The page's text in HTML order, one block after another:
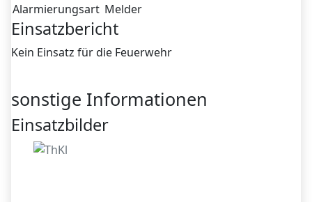
Alarmierungsart Melder
Einsatzbericht
Kein Einsatz für die Feuerwehr
sonstige Informationen
Einsatzbilder